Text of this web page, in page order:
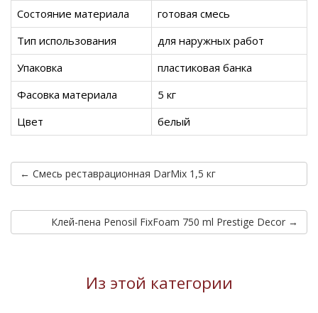
Состояние материала
готовая смесь
Тип использования
для наружных работ
Упаковка
пластиковая банка
Фасовка материала
5 кг
Цвет
белый
← Смесь реставрационная DarMix 1,5 кг
Клей-пена Penosil FixFoam 750 ml Prestige Decor →
Из этой категории